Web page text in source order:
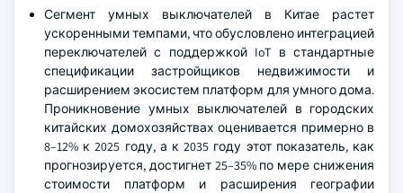
Сегмент умных выключателей в Китае растет
ускоренными темпами, что обусловлено интеграцией
переключателей с поддержкой IoT в стандартные
спецификации застройщиков недвижимости и
расширением экосистем платформ для умного дома.
Проникновение умных выключателей в городских
китайских домохозяйствах оценивается примерно в
8–12% к 2025 году, а к 2035 году этот показатель, как
прогнозируется, достигнет 25–35% по мере снижения
стоимости платформ и расширения географии